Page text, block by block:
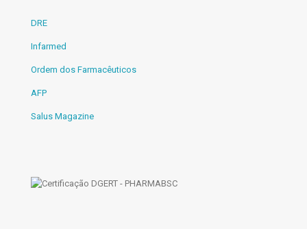
DRE
Infarmed
Ordem dos Farmacêuticos
AFP
Salus Magazine